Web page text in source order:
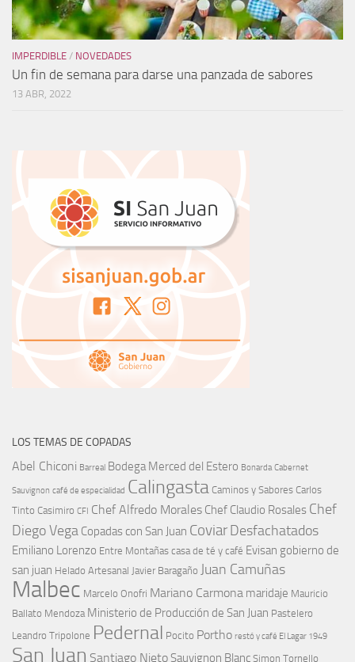
IMPERDIBLE / NOVEDADES
Un fin de semana para darse una panzada de sabores
13 ABR, 2022
LOS TEMAS DE COPADAS
Abel Chiconi Barreal Bodega Merced del Estero Bonarda Cabernet
Sauvignon café de especialidad Calingasta Caminos y Sabores Carlos
Tinto Casimiro CFI Chef Alfredo Morales Chef Claudio Rosales Chef
Diego Vega Copadas con San Juan Coviar Desfachatados
Emiliano Lorenzo Entre Montañas casa de té y café Evisan gobierno de
san juan Helado Artesanal Javier Baragaño Juan Camuñas
Malbec Marcelo Onofri Mariano Carmona maridaje Mauricio
Ballato Mendoza Ministerio de Producción de San Juan Pastelero
Leandro Tripolone Pedernal Pocito Portho restó y café El Lagar 1949
San Juan Santiago Nieto Sauvignon Blanc Simon Tornello